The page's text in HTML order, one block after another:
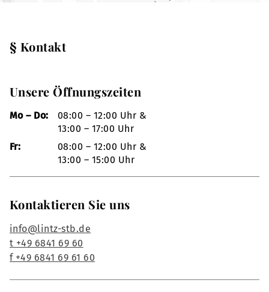
§ Kontakt
Unsere Öffnungszeiten
Mo – Do:
08:00 – 12:00 Uhr &
13:00 – 17:00 Uhr
Fr:
08:00 – 12:00 Uhr &
13:00 – 15:00 Uhr
Kontaktieren Sie uns
info@lintz-stb.de
t +49 6841 69 60
f +49 6841 69 61 60